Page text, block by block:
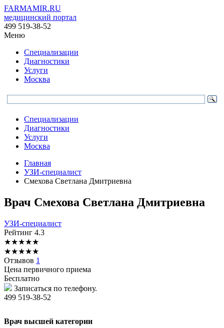
FARMAMIR.RU
медицинский портал
499 519-38-52
Меню
Специализации
Диагностики
Услуги
Москва
Специализации
Диагностики
Услуги
Москва
Главная
УЗИ-специалист
Смехова Светлана Дмитриевна
Врач Смехова Светлана Дмитриевна
УЗИ-специалист
Рейтинг 4.3
★★★★★
★★★★★
Отзывов 1
Цена первичного приема
Бесплатно
Записаться по телефону.
499 519-38-52
Врач высшей категории